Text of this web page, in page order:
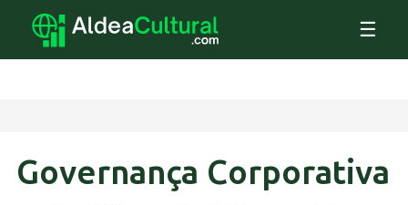
☰
Governança Corporativa